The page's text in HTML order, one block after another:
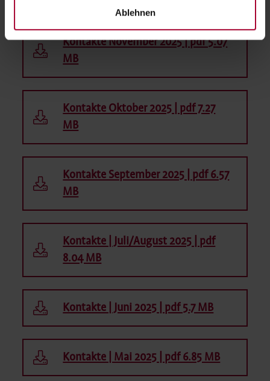
Ablehnen
Kontakte November 2025 | pdf 5.07
MB
Kontakte Oktober 2025 | pdf 7.27
MB
Kontakte September 2025 | pdf 6.57
MB
Kontakte | Juli/August 2025 | pdf
8.04 MB
Kontakte | Juni 2025 | pdf 5.7 MB
Kontakte | Mai 2025 | pdf 6.85 MB